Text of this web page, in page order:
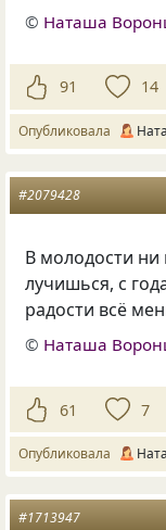
© Наташа
91 14
Опубликовала
#2079428
В молодости ни
лучишься, с
радости всё
© Наташа
61 7
Опубликовала
#1713947